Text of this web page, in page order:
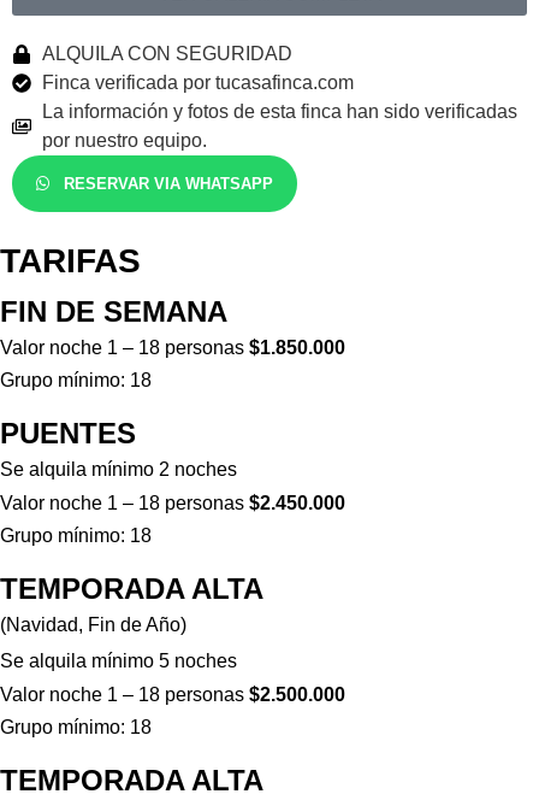
ALQUILA CON SEGURIDAD
Finca verificada por tucasafinca.com
La información y fotos de esta finca han sido verificadas
por nuestro equipo.
RESERVAR VIA WHATSAPP
TARIFAS
FIN DE SEMANA
Valor noche 1 – 18 personas $1.850.000
Grupo mínimo: 18
PUENTES
Se alquila mínimo 2 noches
Valor noche 1 – 18 personas $2.450.000
Grupo mínimo: 18
TEMPORADA ALTA
(Navidad, Fin de Año)
Se alquila mínimo 5 noches
Valor noche 1 – 18 personas $2.500.000
Grupo mínimo: 18
TEMPORADA ALTA